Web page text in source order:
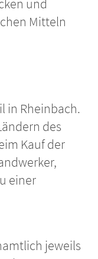
und
Mitteln
in Rheinbach.
des
Kauf der
einer
jeweils